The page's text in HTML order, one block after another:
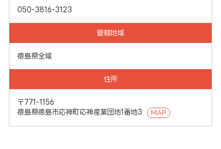
050-3816-3123
管轄地域
徳島県全域
住所
〒771-1156
徳島県徳島市応神町応神産業団地1番地3
MAP